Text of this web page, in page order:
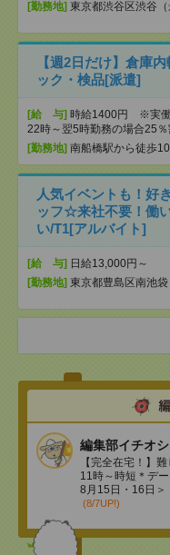
[勤務地] 東京都渋谷区渋谷（
【週2日だけ】倉庫
ック・検品[派遣]
[給 与] 時給1400円 ※実働
22時～翌5時勤務の場合25
[勤務地] 南船橋駅から徒歩
人気イベントも！好
ッフ☆来社不要！働
い/T1[アルバイト]
[給 与] 日給13,000円～
[勤務地] 東京都豊島区南池袋
編集部イチオシ
【完全在宅！】
11時～時短＊デ
8月15日・16日＞
(8/7UP!)